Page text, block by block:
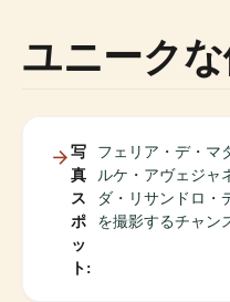
ユニーク
写
真
ス
ポ
ッ
ト:
フェリア・デ・マ
ルケ・アヴェジャ
ダ・リサンドロ・
を撮影するチャン